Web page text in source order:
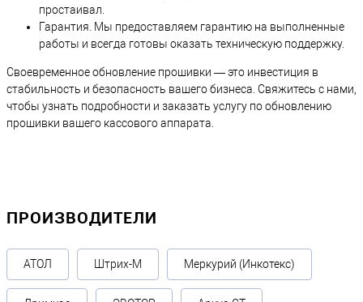
простаивал.
Гарантия. Мы предоставляем гарантию на выполненные
работы и всегда готовы оказать техническую поддержку.
Своевременное обновление прошивки — это инвестиция в
стабильность и безопасность вашего бизнеса. Свяжитесь с нами,
чтобы узнать подробности и заказать услугу по обновлению
прошивки вашего кассового аппарата.
ПРОИЗВОДИТЕЛИ
АТОЛ Штрих-М Меркурий (Инкотекс)